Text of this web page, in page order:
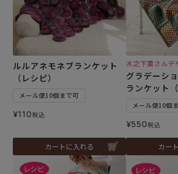
ルルアネモネブランケット
（レシピ）
メール便10個まで可
¥110税込
カートに入れる
木之下薫さんデ
グラデーシ
ランケット（
メール便10個
¥550税込
カー